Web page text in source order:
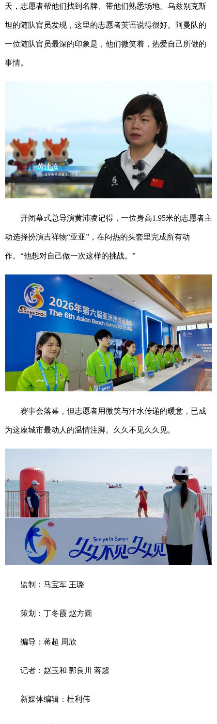
天，志愿者帮他们找到名牌、带他们熟悉场地。乌兹别克斯
坦的随队官员发现，这里的志愿者英语说得很好。阿曼队的
一位随队官员最深的印象是，他们微笑着，热爱自己所做的
事情。
开闭幕式总导演黄沛凌记得，一位身高1.95米的志愿者主
动选择扮演吉祥物“亚亚”，在闷热的头套里完成所有动
作。“他想对自己做一次这样的挑战。”
赛事会落幕，但志愿者用微笑与汗水传递的暖意，已成
为这座城市最动人的温情注脚。久久不见久久见。
监制：马宝军 王璐
策划：丁冬霞 赵方圆
编导：蒋超 周欣
记者：赵玉和 郭良川 蒋超
新媒体编辑：杜利伟